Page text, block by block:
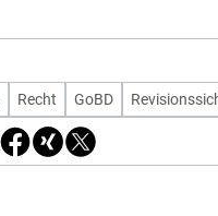
Recht GoBD